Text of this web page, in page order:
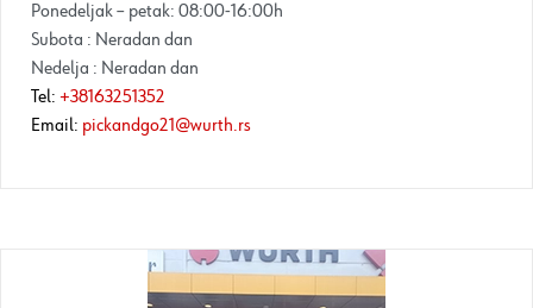
Ponedeljak – petak: 08:00-16:00h
Subota : Neradan dan
Nedelja : Neradan dan
Tel: +38163251352
Email: pickandgo21@wurth.rs